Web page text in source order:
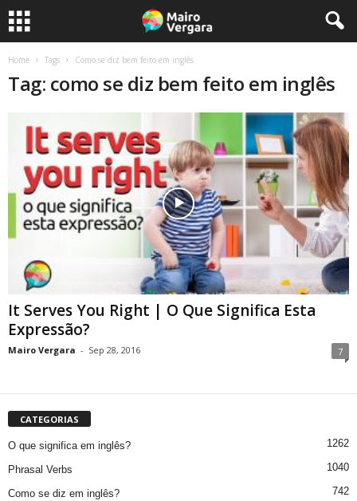
Home Tags Como se diz bem feito em inglês
Tag: como se diz bem feito em inglês
It Serves You Right | O Que Significa Esta
Expressão?
Mairo Vergara - Sep 28, 2016 7
CATEGORIAS
O que significa em inglês? 1262
Phrasal Verbs 1040
Como se diz em inglês? 742